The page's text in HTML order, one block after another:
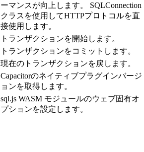
ーマンスが向上します。 SQLConnection
クラスを使用してHTTPプロトコルを直
接使用します。
トランザクションを開始します。
トランザクションをコミットします。
現在のトランザクションを戻します。
Capacitorのネイティブプラグインバージ
ョンを取得します。
sql.js WASM モジュールのウェブ固有オ
プションを設定します。